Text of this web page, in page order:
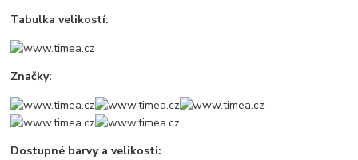
Tabulka velikostí:
Značky:
Dostupné barvy a velikosti: